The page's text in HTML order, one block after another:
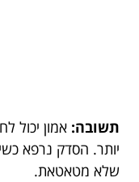
תשובה: אמון יכול
יותר. הסדק נרפא
שלא מטאטאת.